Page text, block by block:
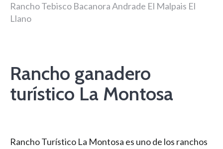
Rancho Tebisco Bacanora Andrade El Malpais El
Llano
Rancho ganadero
turístico La Montosa
Rancho Turístico La Montosa es uno de los ranchos